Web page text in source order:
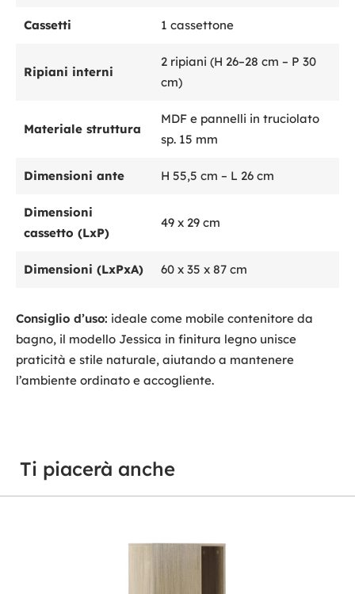
Cassetti 1 cassettone
Ripiani interni
2 ripiani (H 26–28 cm – P 30
cm)
Materiale struttura
MDF e pannelli in truciolato
sp. 15 mm
Dimensioni ante H 55,5 cm – L 26 cm
Dimensioni
cassetto (LxP)
49 x 29 cm
Dimensioni (LxPxA) 60 x 35 x 87 cm
Consiglio d’uso: ideale come mobile contenitore da
bagno, il modello Jessica in finitura legno unisce
praticità e stile naturale, aiutando a mantenere
l’ambiente ordinato e accogliente.
Ti piacerà anche